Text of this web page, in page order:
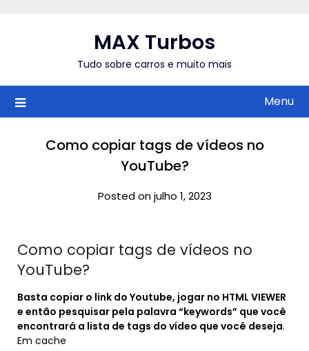
MAX Turbos
Tudo sobre carros e muito mais
Menu
Como copiar tags de vídeos no
YouTube?
Posted on julho 1, 2023
Como copiar tags de vídeos no
YouTube?
Basta copiar o link do Youtube, jogar no HTML VIEWER
e então pesquisar pela palavra “keywords” que você
encontrará a lista de tags do vídeo que você deseja.
Em cache